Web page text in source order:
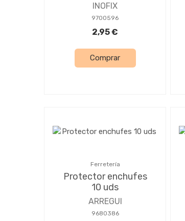
INOFIX
9700596
2,95 €
Comprar
Ferretería
Protector enchufes
10 uds
ARREGUI
9680386